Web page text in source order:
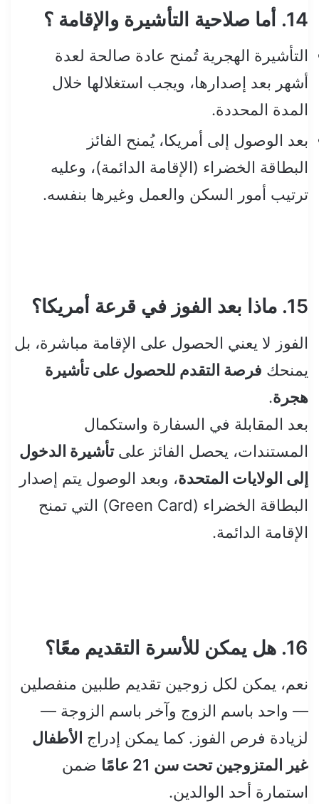
14. أما صلاحية التأشيرة والإقامة ؟
التأشيرة الهجرية تُمنح عادة صالحة لعدة
أشهر بعد إصدارها، ويجب استغلالها خلال
المدة المحددة.
بعد الوصول إلى أمريكا، يُمنح الفائز
البطاقة الخضراء (الإقامة الدائمة)، وعليه
ترتيب أمور السكن والعمل وغيرها بنفسه.
15. ماذا بعد الفوز في قرعة أمريكا؟
الفوز لا يعني الحصول على الإقامة مباشرة، بل
يمنحك فرصة التقدم للحصول على تأشيرة
هجرة.
بعد المقابلة في السفارة واستكمال
المستندات، يحصل الفائز علىتأشيرة الدخول
إلى الولايات المتحدة، وبعد الوصول يتم إصدار
البطاقة الخضراء (Green Card) التي تمنح
الإقامة الدائمة.
16. هل يمكن للأسرة التقديم معًا؟
نعم، يمكن لكل زوجين تقديم طلبين منفصلين
— واحد باسم الزوج وآخر باسم الزوجة —
لزيادة فرص الفوز. كما يمكن إدراج الأطفال
غير المتزوجين تحت سن 21 عامًا
ضمن
استمارة أحد الوالدين.